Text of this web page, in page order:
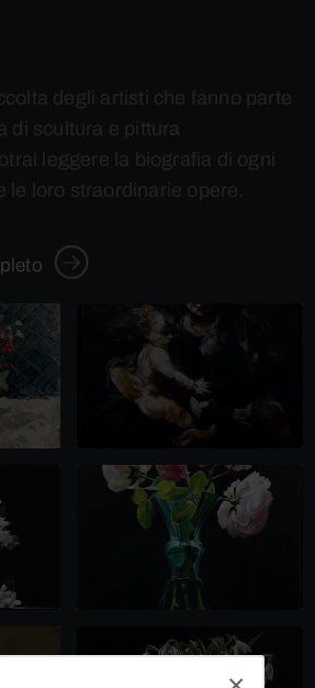
degli artisti che fanno parte
di scultura e pittura
leggere la biografia di ogni
le loro straordinarie opere.